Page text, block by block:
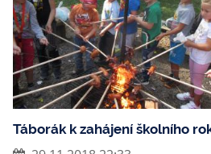
Táborák k zahájení školního